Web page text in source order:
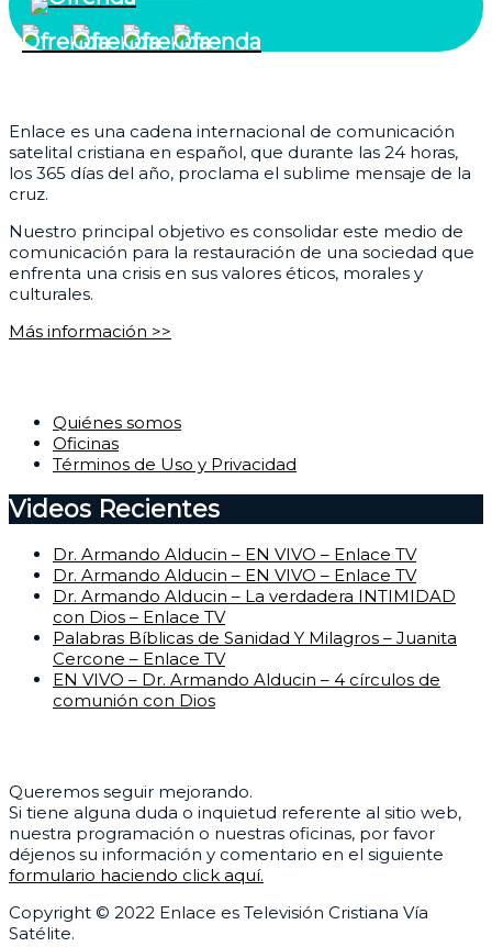
Enlace es una cadena internacional de comunicación
satelital cristiana en español, que durante las 24 horas,
los 365 días del año, proclama el sublime mensaje de la
cruz.
Nuestro principal objetivo es consolidar este medio de
comunicación para la restauración de una sociedad que
enfrenta una crisis en sus valores éticos, morales y
culturales.
Más información >>
Quiénes somos
Oficinas
Términos de Uso y Privacidad
Videos Recientes
Dr. Armando Alducin – EN VIVO – Enlace TV
Dr. Armando Alducin – EN VIVO – Enlace TV
Dr. Armando Alducin – La verdadera INTIMIDAD
con Dios – Enlace TV
Palabras Bíblicas de Sanidad Y Milagros – Juanita
Cercone – Enlace TV
EN VIVO – Dr. Armando Alducin – 4 círculos de
comunión con Dios
Queremos seguir mejorando.
Si tiene alguna duda o inquietud referente al sitio web,
nuestra programación o nuestras oficinas, por favor
déjenos su información y comentario en el siguiente
formulario haciendo click aquí.
Copyright © 2022 Enlace es Televisión Cristiana Vía
Satélite.